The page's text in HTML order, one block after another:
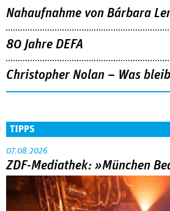
Nahaufnahme von Bárbara
80 Jahre DEFA
Christopher Nolan – Was
TIPPS
07.08.2026
ZDF-Mediathek: »München